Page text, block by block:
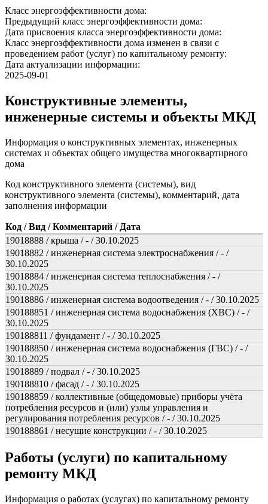
Класс энергоэффективности дома:
Предыдущий класс энергоэффективности дома:
Дата присвоения класса энергоэффективности дома:
Класс энергоэффективности дома изменен в связи с
проведением работ (услуг) по капитальному ремонту:
Дата актуализации информации:
2025-09-01
Конструктивные элементы,
инженерные системы и объекты МКД
Информация о конструктивных элементах, инженерных
системах и объектах общего имущества многоквартирного
дома
Код конструктивного элемента (системы), вид
конструктивного элемента (системы), комментарий, дата
заполнения информации
Код / Вид / Комментарий / Дата
19018888 / крыша / - / 30.10.2025
19018882 / инженерная система электроснабжения / - /
30.10.2025
19018884 / инженерная система теплоснабжения / - /
30.10.2025
19018886 / инженерная система водоотведения / - / 30.10.2025
190188851 / инженерная система водоснабжения (ХВС) / - /
30.10.2025
190188811 / фундамент / - / 30.10.2025
190188850 / инженерная система водоснабжения (ГВС) / - /
30.10.2025
19018889 / подвал / - / 30.10.2025
190188810 / фасад / - / 30.10.2025
190188859 / коллективные (общедомовые) приборы учёта
потребления ресурсов и (или) узлы управления и
регулирования потребления ресурсов / - / 30.10.2025
190188861 / несущие конструкции / - / 30.10.2025
Работы (услуги) по капитальному
ремонту МКД
Информация о работах (услугах) по капитальному ремонту